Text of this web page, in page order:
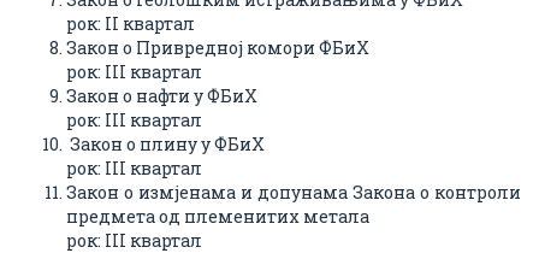
рок: II квартал
Закон о Привредној комори ФБиХ
рок: III квартал
Закон о нафти у ФБиХ
рок: III квартал
Закон о плину у ФБиХ
рок: III квартал
Закон о измјенама и допунама Закона о контроли
предмета од племенитих метала
рок: III квартал